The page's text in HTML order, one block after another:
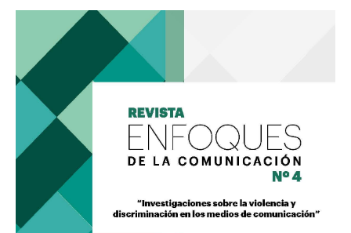
Enfoques
Comunicación
«Investigaciones
sobre
la
discriminación
de